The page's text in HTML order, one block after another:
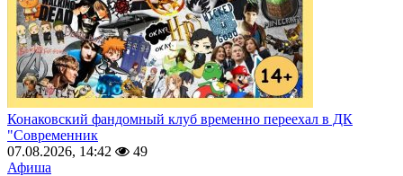
Конаковский фандомный клуб временно переехал в ДК
"Современник
07.08.2026, 14:42
49
Афиша